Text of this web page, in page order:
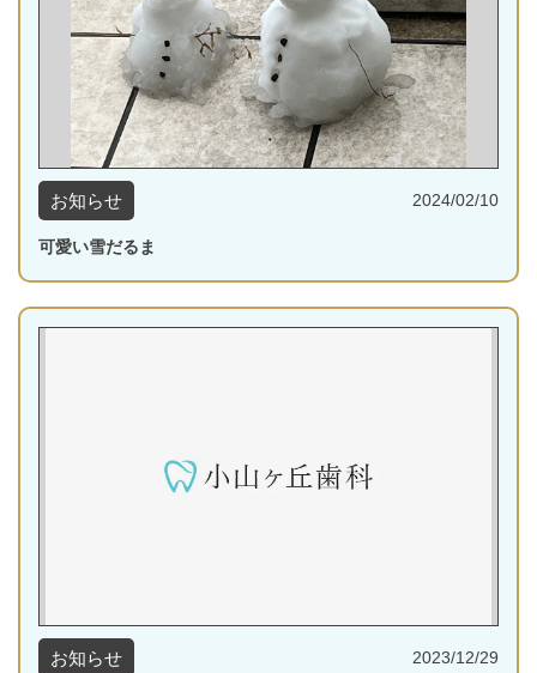
お知らせ 2024/02/10
可愛い雪だるま
お知らせ 2023/12/29